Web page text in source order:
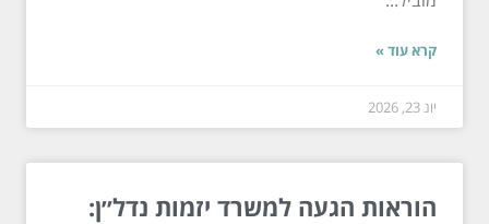
קרא עוד »
יונ 23, 2026
הוראות הגעה למשרד יזמות נדל״ן: